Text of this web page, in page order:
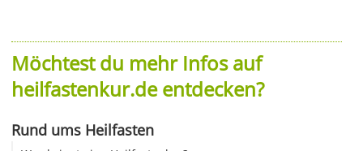
Möchtest du mehr Infos auf
heilfastenkur.de entdecken?
Rund ums Heilfasten